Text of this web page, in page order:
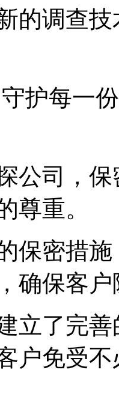
的调查
护每一
公司，
尊重。
保密措
确保客
立了完
户免受